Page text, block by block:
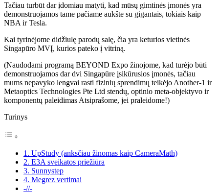
Tačiau turbūt dar įdomiau matyti, kad mūsų gimtinės įmonės yra
demonstruojamos tame pačiame aukšte su gigantais, tokiais kaip
NBA ir Tesla.
Kai tyrinėjome didžiulę parodų salę, čia yra keturios vietinės
Singapūro MVĮ, kurios pateko į vitriną.
(Naudodami programą BEYOND Expo žinojome, kad turėjo būti
demonstruojamos dar dvi Singapūre įsikūrusios įmonės, tačiau
mums nepavyko lengvai rasti fizinių sprendimų teikėjo Another-1 ir
Metaoptics Technologies Pte Ltd stendų, optinio meta-objektyvo ir
komponentų paleidimas Atsiprašome, jei praleidome!)
Turinys
1. UpStudy (anksčiau žinomas kaip CameraMath)
2. E3A sveikatos priežiūra
3. Sunnystep
4. Megrez vertimai
-//-